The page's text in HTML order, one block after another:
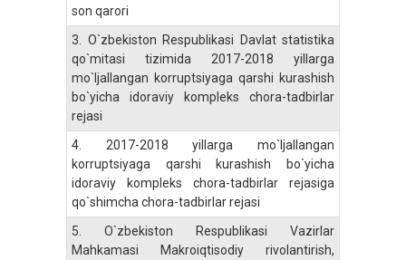
son qarori
3. O`zbekiston Respublikasi Davlat statistika
qo`mitasi tizimida 2017-2018 yillarga
mo`ljallangan korruptsiyaga qarshi kurashish
bo`yicha idoraviy kompleks chora-tadbirlar
rejasi
4. 2017-2018 yillarga mo`ljallangan
korruptsiyaga qarshi kurashish bo`yicha
idoraviy kompleks chora-tadbirlar rejasiga
qo`shimcha chora-tadbirlar rejasi
5. O`zbekiston Respublikasi Vazirlar
Mahkamasi Makroiqtisodiy rivolantirish,